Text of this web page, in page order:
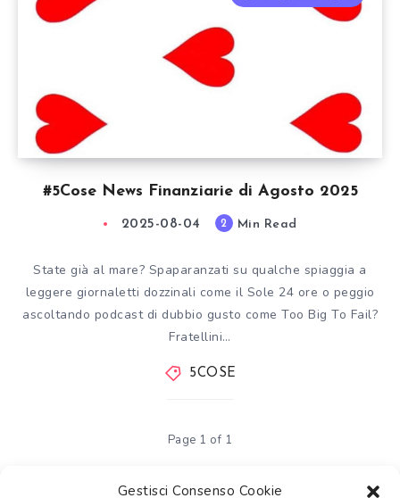
Gestisci Consenso Cookie
#5Cose News Finanziarie di Agosto 2025
2025-08-04 2 Min Read
State già al mare? Spaparanzati su qualche spiaggia a
leggere giornaletti dozzinali come il Sole 24 ore o peggio
ascoltando podcast di dubbio gusto come Too Big To Fail?
Fratellini…
5COSE
Page 1 of 1